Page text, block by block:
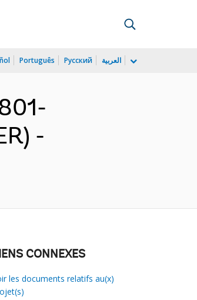
Português Русский العربية
-
CONNEXES
les documents relatifs au(x)